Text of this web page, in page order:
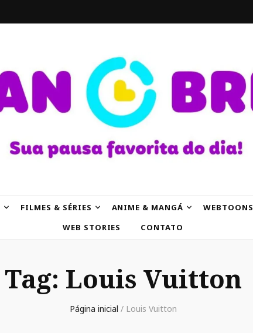
FILMES & SÉRIES ANIME & MANGÁ WEBTOONS
WEB STORIES
CONTATO
Tag: Louis Vuitton
Página inicial / Louis Vuitton